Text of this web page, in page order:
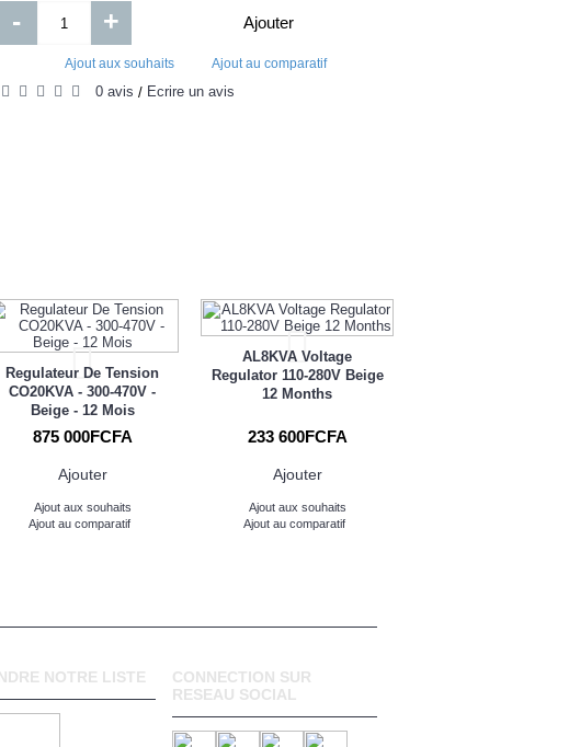
- + Ajouter
Ajout aux souhaits Ajout au comparatif
0 avis / Écrire un avis
Regulateur De Tension
CO20KVA - 300-470V -
Beige - 12 Mois
875 000FCFA
Ajouter
Ajout aux souhaits
Ajout au comparatif
AL8KVA Voltage
Regulator 110-280V Beige
12 Months
233 600FCFA
Ajouter
Ajout aux souhaits
Ajout au comparatif
NOTRE LISTE
CONNECTION SUR
RESEAU SOCIAL